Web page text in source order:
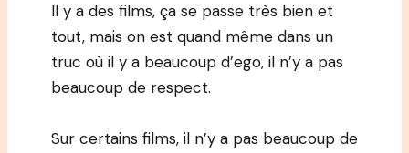
Il y a des films, ça se passe très bien et
tout, mais on est quand même dans un
truc où il y a beaucoup d’ego, il n’y a pas
beaucoup de respect.
Sur certains films, il n’y a pas beaucoup de